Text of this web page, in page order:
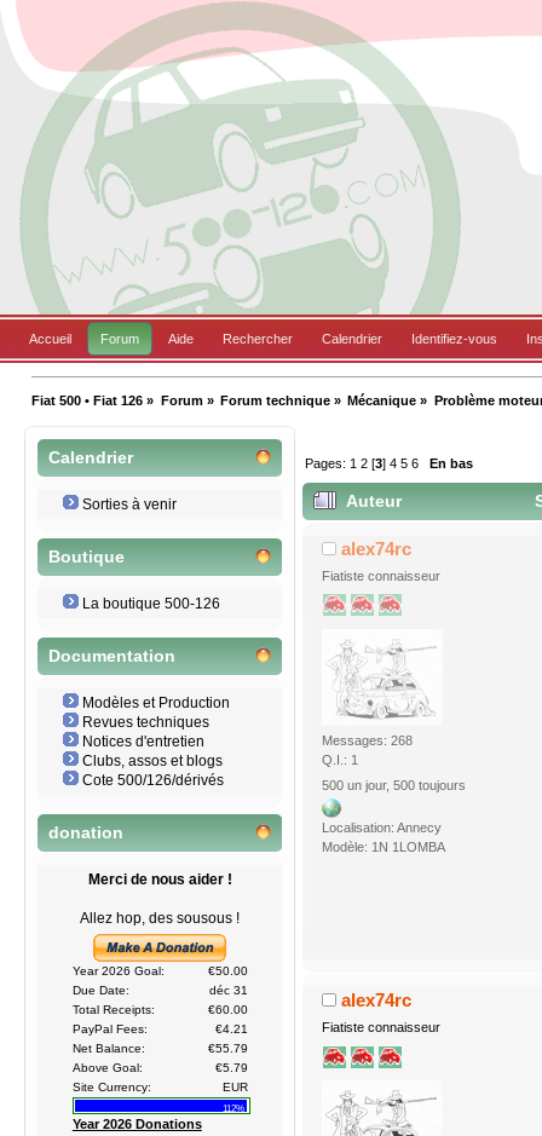
Accueil Forum Aide Rechercher Calendrier Identifiez-vous
Fiat 500 • Fiat 126 » Forum» Forum technique» Mécanique » Problème
Calendrier
Sorties à venir
Boutique
La boutique 500-126
Documentation
Modèles et Production
Revues techniques
Notices d'entretien
Clubs, assos et blogs
Cote 500/126/dérivés
donation
Merci de nous aider !
Allez hop, des sousous !
Year 2026 Goal:
€50.00
Due Date:
déc 31
Total Receipts:
€60.00
PayPal Fees:
€4.21
Net Balance:
€55.79
Above Goal:
€5.79
Site Currency:
EUR
112%
Year 2026 Donations
Pages: 1 2 [3]4 5 6 En bas
Auteur
alex74rc
Fiatiste connaisseur
Messages: 268
Q.I.: 1
500 un jour, 500 toujours
Localisation: Annecy
Modèle: 1N 1LOMBA
alex74rc
Fiatiste connaisseur